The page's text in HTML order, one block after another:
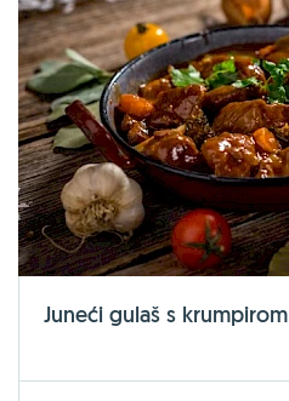
Juneći gulaš s krumpirom